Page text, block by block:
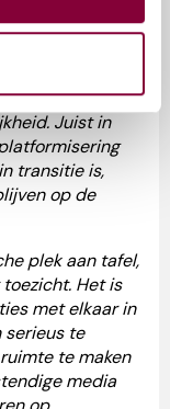
mee. Zij
leiderschap
Juist in
transitie is,
op de
plek aan tafel,
Het is
met elkaar in
serieus te
te maken
media